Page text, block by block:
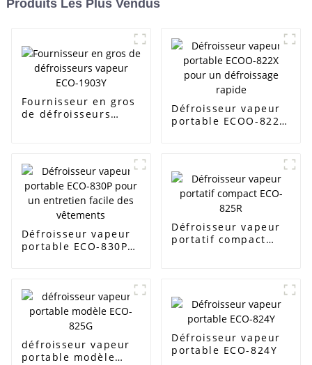
Produits Les Plus Vendus
Fournisseur en gros
de défroisseurs
Défroisseur vapeur
portable ECOO-822X
Défroisseur vapeur
portable ECO-830P
Défroisseur vapeur
portatif compact
défroisseur vapeur
portable modèle
Défroisseur vapeur
portable ECO-824Y